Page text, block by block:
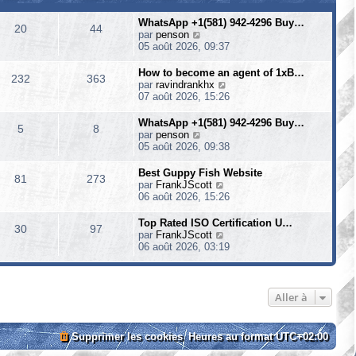
20 44
WhatsApp +1(581) 942-4296 Buy…
par penson
o
r
l
e
e
r
n
e
r
m
e
s
s
a
g
e
05 août 2026, 09:37
232 363
How to become an agent of 1xB…
par ravindrankhx
o
r
e
e
r
n
i
r
e
s
07 août 2026, 15:26
5 8
WhatsApp +1(581) 942-4296 Buy…
par penson
o
r
l
e
e
r
n
e
s
a
g
05 août 2026, 09:38
81 273
Best Guppy Fish Website
par FrankJScott
o
r
e
e
r
m
e
06 août 2026, 15:26
30 97
Top Rated ISO Certification U…
par FrankJScott
o
r
r
n
i
06 août 2026, 03:19
Aller à
Heures au formatUTC+02:00
Supprimer les cookies